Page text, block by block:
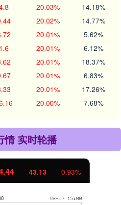
20.03% 14.18%
20.02% 14.77%
20.01% 5.62%
20.01% 6.12%
20.01% 18.37%
20.01% 6.83%
20.01% 17.26%
20.00% 7.68%
情 实时轮播
43.13 0.93%